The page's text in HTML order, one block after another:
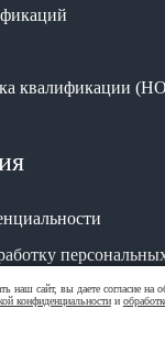
квалификации
наш сайт, вы даете согласие на
конфиденциальностии